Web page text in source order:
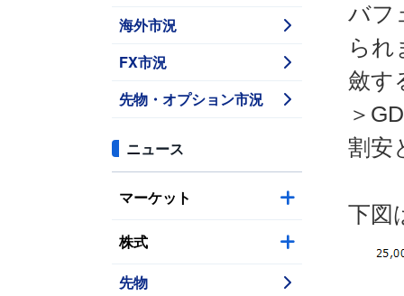
海外市況
FX市況
先物・オプション市況
ニュース
マーケット
株式
先物
バフ
られ
斂す
＞
割安
下図